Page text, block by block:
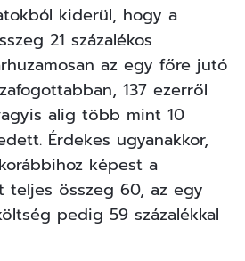
kiderül, hogy a
21 százalékos
az egy főre jutó
137 ezerről
alig több mint 10
Érdekes ugyanakkor,
képest a
teljes összeg 60, az egy
pedig 59 százalékkal